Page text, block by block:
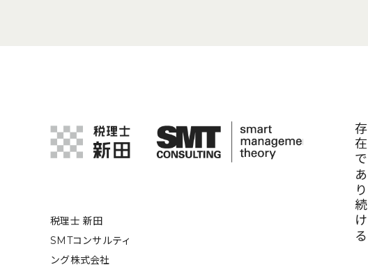
存在であり続ける
税理士 新田
SMTコンサルティ
ング株式会社